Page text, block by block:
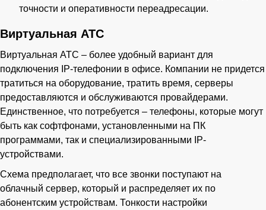
точности и оперативности переадресации.
Виртуальная АТС
Виртуальная АТС – более удобный вариант для
подключения IP-телефонии в офисе. Компании не придется
тратиться на оборудование, тратить время, серверы
предоставляются и обслуживаются провайдерами.
Единственное, что потребуется – телефоны, которые могут
быть как софтфонами, установленными на ПК
программами, так и специализированными IP-
устройствами.
Схема предполагает, что все звонки поступают на
облачный сервер, который и распределяет их по
абонентским устройствам. Тонкости настройки